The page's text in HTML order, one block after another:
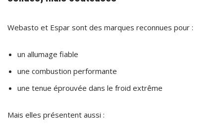
Webasto et Espar sont des marques reconnues pour :
un allumage fiable
une combustion performante
une tenue éprouvée dans le froid extrême
Mais elles présentent aussi :